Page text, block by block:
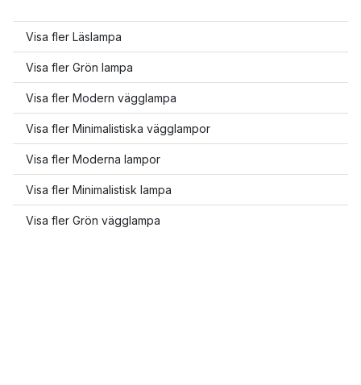
Visa fler Läslampa
Visa fler Grön lampa
Visa fler Modern vägglampa
Visa fler Minimalistiska vägglampor
Visa fler Moderna lampor
Visa fler Minimalistisk lampa
Visa fler Grön vägglampa